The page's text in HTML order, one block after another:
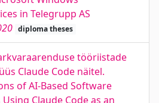
in Telegrupp AS
diploma theses
tööriistade
Claude Code näitel.
of AI-Based Software
Claude Code as an